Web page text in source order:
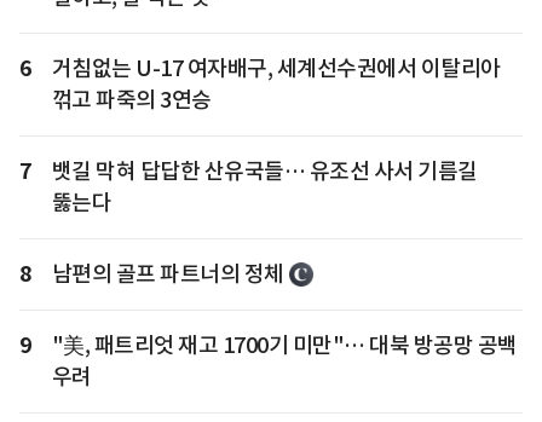
6
거침없는 U-17 여자배구, 세계선수권에서 이탈리아
꺾고 파죽의 3연승
7
뱃길 막혀 답답한 산유국들… 유조선 사서 기름길
뚫는다
8 남편의 골프 파트너의 정체
9
"美, 패트리엇 재고 1700기 미만"… 대북 방공망 공백
우려